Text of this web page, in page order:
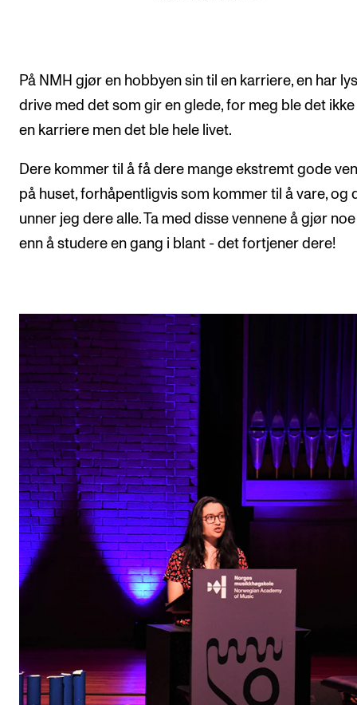
På NMH gjør en hobbyen sin til en karriere, en har
drive med det som gir en glede, for meg ble det
en karriere men det ble hele livet.
Dere kommer til å få dere mange ekstremt gode
på huset, forhåpentligvis som kommer til å vare, og
unner jeg dere alle. Ta med disse vennene å gjør
enn å studere en gang i blant - det fortjener dere!